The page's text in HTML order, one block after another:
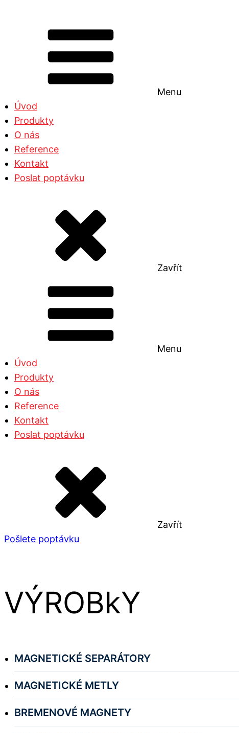
Menu
Úvod
Produkty
O nás
Reference
Kontakt
Poslat poptávku
Zavřít
Menu
Úvod
Produkty
O nás
Reference
Kontakt
Poslat poptávku
Zavřít
Pošlete poptávku
VÝROBkY
MAGNETICKÉ SEPARÁTORY
MAGNETICKÉ METLY
BREMENOVÉ MAGNETY